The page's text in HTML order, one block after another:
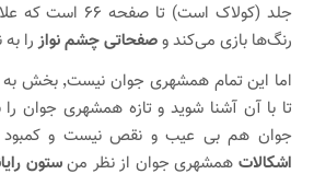
جلد (کولاک است) تا
رنگ‌ها بازی می‌کند وصفحاتی چشم نوازرا
اما این تمام
تا با آن آشنا شوید و تازه همشهری جوان
جوان هم بی عیب و نقص نیست و کمبود
اشکالاتهمشهری جوان از نظر منستون